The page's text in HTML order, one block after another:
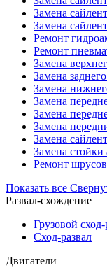
Замена
Замена
Ремонт
Ремонт
Замена
Замена
Замена
Замена
Замена
Замена
Замена
Замена стойки
Ремонт шрусов
Показать все
Развал-схождение
Грузовой сход-
Сход-развал
Двигатели